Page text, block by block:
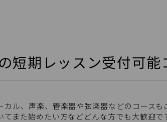
短期レッスン受付可能
ル、声楽、管楽器や弦楽器などのコースも
てまた始めたい方などどんな方でも大歓迎